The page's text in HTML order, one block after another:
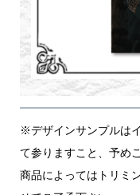
※デザインサンプルは
て参りますこと、予め
商品によってはトリミ